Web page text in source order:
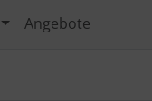
Angebote